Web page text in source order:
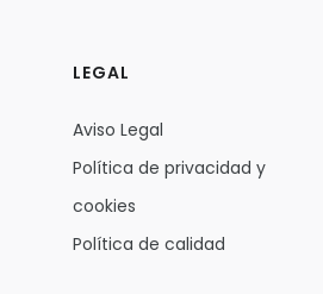
LEGAL
Aviso Legal
Política de privacidad y
cookies
Política de calidad